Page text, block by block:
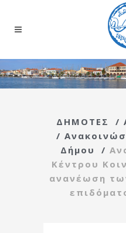
ΔΗΜΟΤΕΣ /
/
Δήμου
/
Κέντρου
ανανέωση